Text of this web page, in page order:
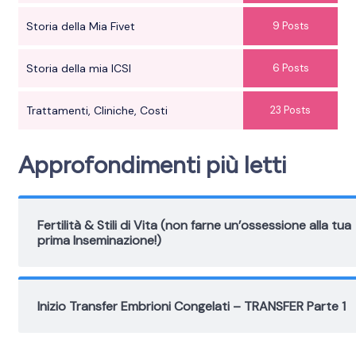
Storia della Mia Fivet 9 Posts
Storia della mia ICSI 6 Posts
Trattamenti, Cliniche, Costi 23 Posts
Approfondimenti più letti
Fertilità & Stili di Vita (non farne un’ossessione alla tua
prima Inseminazione!)
Inizio Transfer Embrioni Congelati – TRANSFER Parte 1